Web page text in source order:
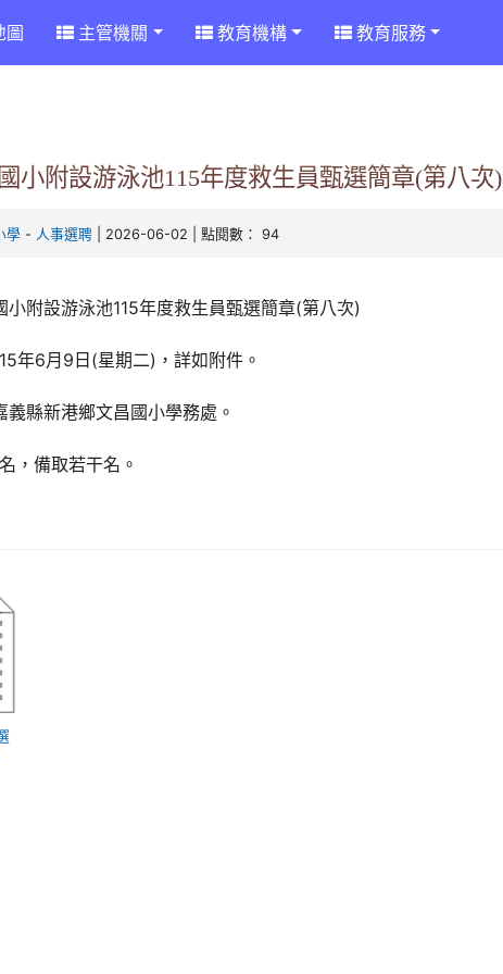
圖 主管機關 教育機構 教育服務
小附設游泳池115年度救生員甄選簡章(第八次)
學 - 人事選聘 | 2026-06-02 | 點閱數： 94
小附設游泳池115年度救生員甄選簡章(第八次)
年6月9日(星期二)，詳如附件。
義縣新港鄉文昌國小學務處。
，備取若干名。